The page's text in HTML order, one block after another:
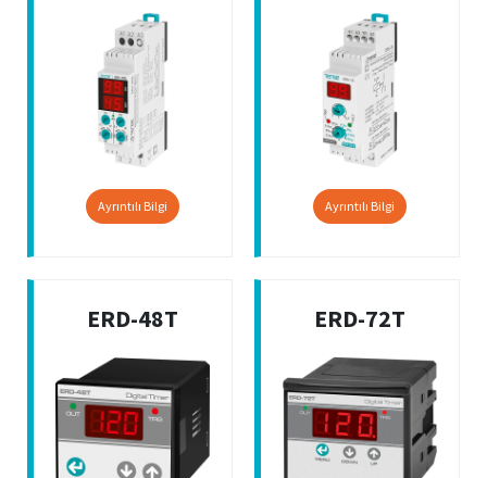
Ayrıntılı Bilgi Ayrıntılı Bilgi
ERD-48T ERD-72T